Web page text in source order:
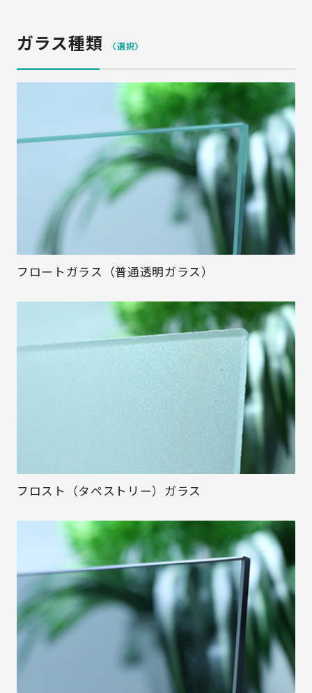
ガラス種類 〈選択〉
フロートガラス（普通透明ガラス）
フロスト（タペストリー）ガラス